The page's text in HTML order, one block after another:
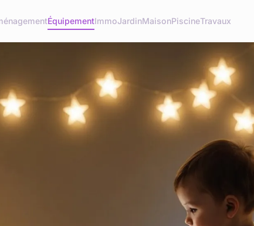
ÉquipementImmoJardinMaisonPiscineTravaux